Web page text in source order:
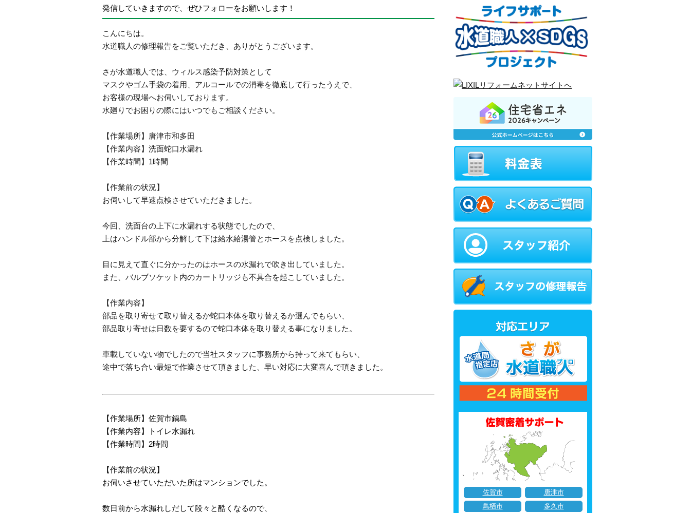
発信していきますので、ぜひフォローをお願いします！
こんにちは。
水道職人の修理報告をご覧いただき、ありがとうございます。
さが水道職人では、ウィルス感染予防対策として
マスクやゴム手袋の着用、アルコールでの消毒を徹底して行ったうえで、
お客様の現場へお伺いしております。
水廻りでお困りの際にはいつでもご相談ください。
【作業場所】唐津市和多田
【作業内容】洗面蛇口水漏れ
【作業時間】1時間
【作業前の状況】
お伺いして早速点検させていただきました。
今回、洗面台の上下に水漏れする状態でしたので、
上はハンドル部から分解して下は給水給湯管とホースを点検しました。
目に見えて直ぐに分かったのはホースの水漏れで吹き出していました。
また、バルブソケット内のカートリッジも不具合を起こしていました。
【作業内容】
部品を取り寄せて取り替えるか蛇口本体を取り替えるか選んでもらい、
部品取り寄せは日数を要するので蛇口本体を取り替える事になりました。
車載していない物でしたので当社スタッフに事務所から持って来てもらい、
途中で落ち合い最短で作業させて頂きました、早い対応に大変喜んで頂きました。
【作業場所】佐賀市鍋島
【作業内容】トイレ水漏れ
【作業時間】2時間
【作業前の状況】
お伺いさせていただいた所はマンションでした。
数日前から水漏れしだして段々と酷くなるので、
佐賀市
唐津市
鳥栖市
多久市